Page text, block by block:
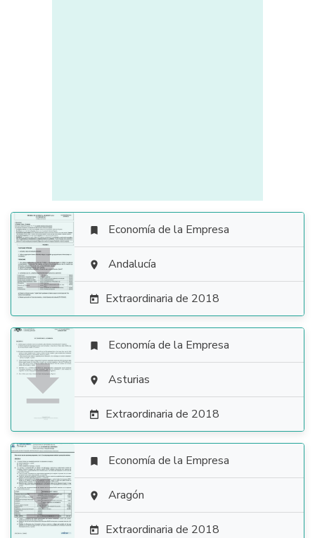

 Economía de la Empresa
 Andalucía
 Extraordinaria de 2018

 Economía de la Empresa
 Asturias
 Extraordinaria de 2018

 Economía de la Empresa
 Aragón
 Extraordinaria de 2018